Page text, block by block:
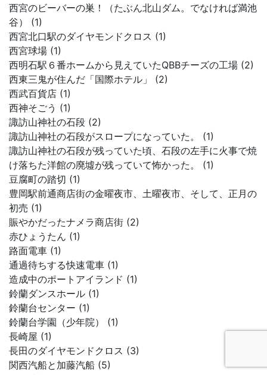
西宮のビーバーの巣！（たぶん北山ダム。でなければ満池
谷） (1)
西宮北口駅のダイヤモンドクロス (1)
西宮球場 (1)
西明石駅６番ホームから見えていたQBBチーズの工場 (2)
西東三鬼が住んだ「国際ホテル」 (2)
西武百貨店 (1)
西神そごう (1)
諏訪山神社の石段 (2)
諏訪山神社の石段がスロープになっていた。 (1)
諏訪山神社の石段が残っていた頃、石段の左手に火事で焼
け落ちた洋館の廃墟が残っていて怖かった。 (1)
豆腐町の踏切 (1)
豊岡駅前通商店街の金曜夜市、土曜夜市、そして、正月の
初売 (1)
賑やかだったナメラ商店街 (2)
赤ひょうたん (1)
路面電車 (1)
通過待ちする快速電車 (1)
造成中のポートアイランド (1)
鈴蘭ダンスホール (1)
鈴蘭台センター (1)
鈴蘭台学園（少年院） (1)
長崎屋 (1)
長田のダイヤモンドクロス (3)
関西汽船と加藤汽船 (5)